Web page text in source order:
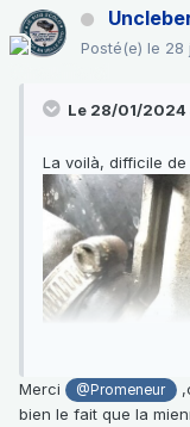
Posté(e) le 28
Le 28/01/2024
La voilà, difficile
Merci @Promeneur
bien le fait que la